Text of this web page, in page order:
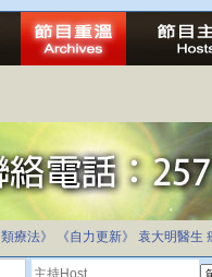
民學卷制
療法》 《自力更新》 袁大明醫生